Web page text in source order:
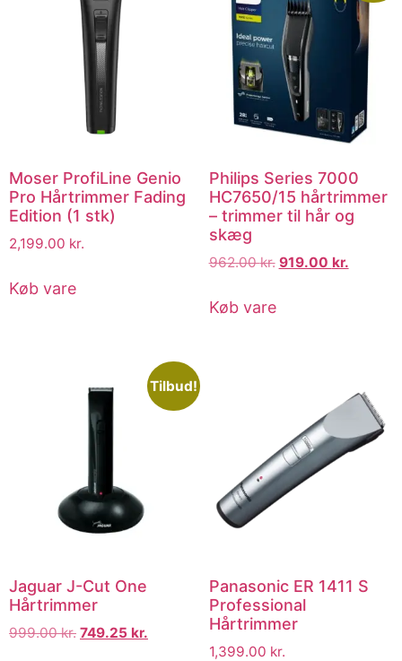
Moser ProfiLine Genio
Pro Hårtrimmer Fading
Edition (1 stk)
2,199.00 kr.
Køb vare
Philips Series 7000
HC7650/15 hårtrimmer
– trimmer til hår og
skæg
962.00kr. 919.00 kr.
Køb vare
Tilbud!
Jaguar J-Cut One
Hårtrimmer
999.00kr. 749.25 kr.
Panasonic ER 1411 S
Professional
Hårtrimmer
1,399.00 kr.